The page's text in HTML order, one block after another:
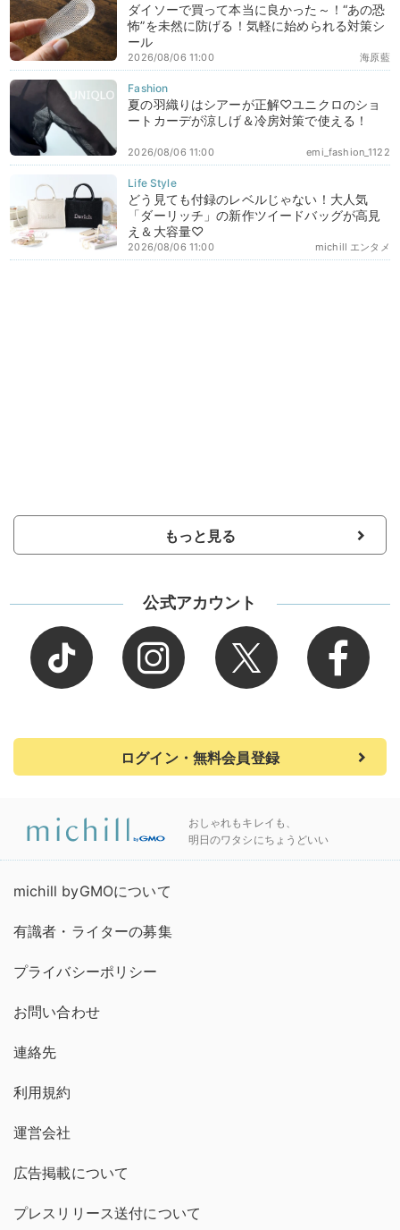
ダイソーで買って本当に良かった～！“あの恐
怖”を未然に防げる！気軽に始められる対策シ
ール
海原藍
2026/08/06 11:00
夏の羽織りはシアーが正解♡ユニクロのショ
ートカーデが涼しげ＆冷房対策で使える！
emi_fashion_1122
2026/08/06 11:00
どう見ても付録のレベルじゃない！大人気
「ダーリッチ」の新作ツイードバッグが高見
え＆大容量♡
michill エンタメ
2026/08/06 11:00
もっと見る
公式アカウント
ログイン・無料会員登録
おしゃれもキレイも、
明日のワタシにちょうどいい
michill byGMOについて
有識者・ライターの募集
プライバシーポリシー
お問い合わせ
連絡先
利用規約
運営会社
広告掲載について
プレスリリース送付について